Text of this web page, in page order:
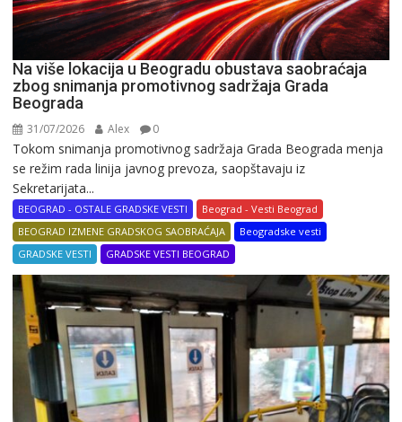
Na više lokacija u Beogradu obustava saobraćaja
zbog snimanja promotivnog sadržaja Grada
Beograda
31/07/2026 Alex 0
Tokom snimanja promotivnog sadržaja Grada Beograda menja
se režim rada linija javnog prevoza, saopštavaju iz
Sekretarijata...
BEOGRAD - OSTALE GRADSKE VESTI
Beograd - Vesti Beograd
BEOGRAD IZMENE GRADSKOG SAOBRAĆAJA
Beogradske vesti
GRADSKE VESTI
GRADSKE VESTI BEOGRAD